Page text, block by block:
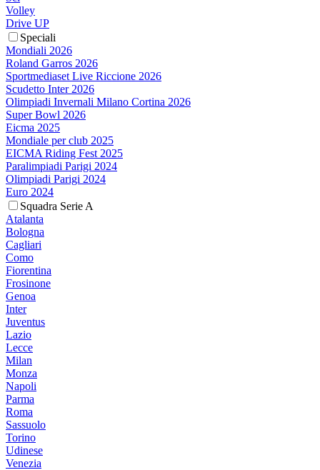
Volley
Drive UP
Speciali
Mondiali 2026
Roland Garros 2026
Sportmediaset Live Riccione 2026
Scudetto Inter 2026
Olimpiadi Invernali Milano Cortina 2026
Super Bowl 2026
Eicma 2025
Mondiale per club 2025
EICMA Riding Fest 2025
Paralimpiadi Parigi 2024
Olimpiadi Parigi 2024
Euro 2024
Squadra Serie A
Atalanta
Bologna
Cagliari
Como
Fiorentina
Frosinone
Genoa
Inter
Juventus
Lazio
Lecce
Milan
Monza
Napoli
Parma
Roma
Sassuolo
Torino
Udinese
Venezia